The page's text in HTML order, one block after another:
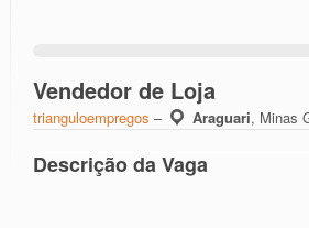
Vendedor de Loja
trianguloempregos – Araguari, Minas
Descrição da Vaga